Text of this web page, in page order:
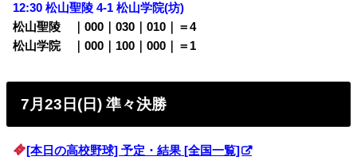
12:30 松山聖陵 4-1 松山学院(坊)
松山聖陵 ｜000｜030｜010｜＝4
松山学院 ｜000｜100｜000｜＝1
7月23日(日) 準々決勝
[本日の高校野球] 予定・結果 [全国一覧]